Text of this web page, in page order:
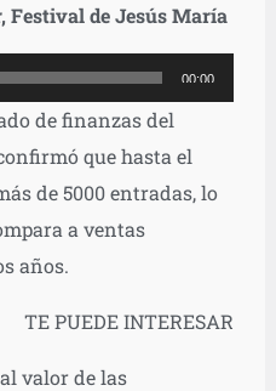
Festival de Jesús María
00:00
de finanzas del
que hasta el
de 5000 entradas, lo
a ventas
años.
TE PUEDE INTERESAR
valor de las